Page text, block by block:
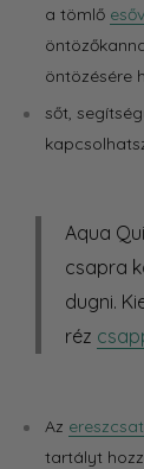
a tömlő
öntözésére
sőt,
Aqua
csapra
dugni.
réz
Az
tartályt